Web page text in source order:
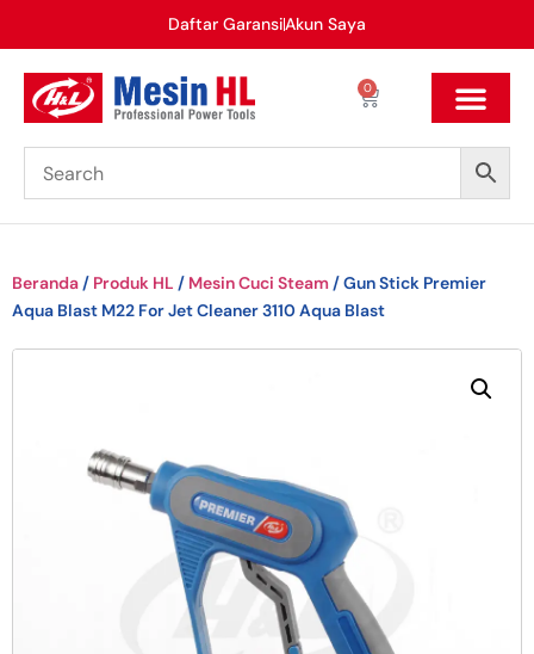
Daftar GaransiAkun Saya
0
Beranda / Produk HL / Mesin Cuci Steam / Gun Stick Premier
Aqua Blast M22 For Jet Cleaner 3110 Aqua Blast